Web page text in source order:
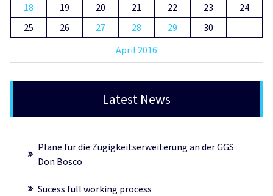
April 2016
18
19 20 21 22 23
24
25
26 27 28 29 30
Latest News
Pläne für die Zügigkeitserweiterung an der GGS
Don Bosco
Sucess full working process